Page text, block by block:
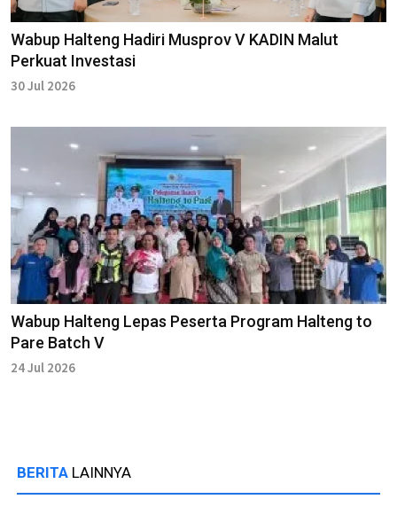
Wabup Halteng Hadiri Musprov V KADIN Malut
Perkuat Investasi
30 Jul 2026
Wabup Halteng Lepas Peserta Program Halteng to
Pare Batch V
24 Jul 2026
BERITA LAINNYA